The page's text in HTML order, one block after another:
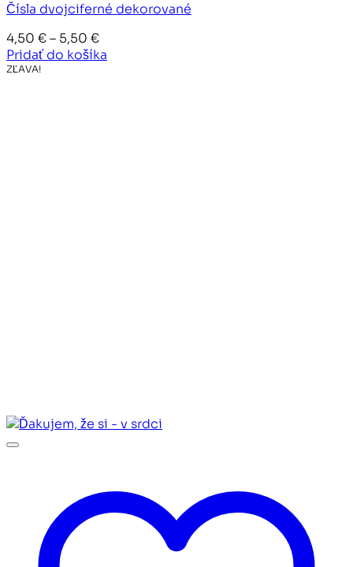
Čísla dvojciferné dekorované
4,50 €– 5,50 €Price
range:
Pridať do košíka
ZĽAVA!